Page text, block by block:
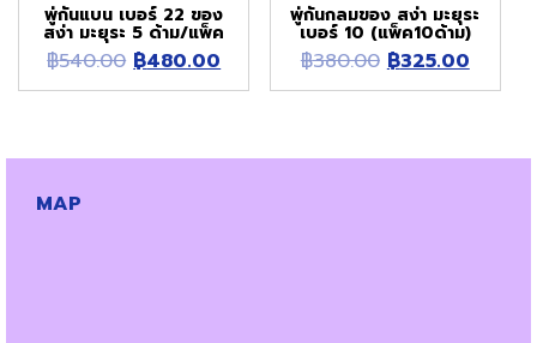
พู่กันแบน เบอร์ 22 ของ
สง่า มะยุระ 5 ด้าม/แพ็ค
฿540.00 Original
price
฿480.00
price
พู่กันกลมของ สง่า มะยุระ
เบอร์ 10 (แพ็ค10ด้าม)
฿380.00 Original
price
฿325.00
price
MAP